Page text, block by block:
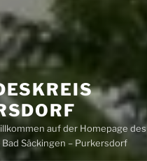
auf der Homepage des
Säckingen – Purkersdorf